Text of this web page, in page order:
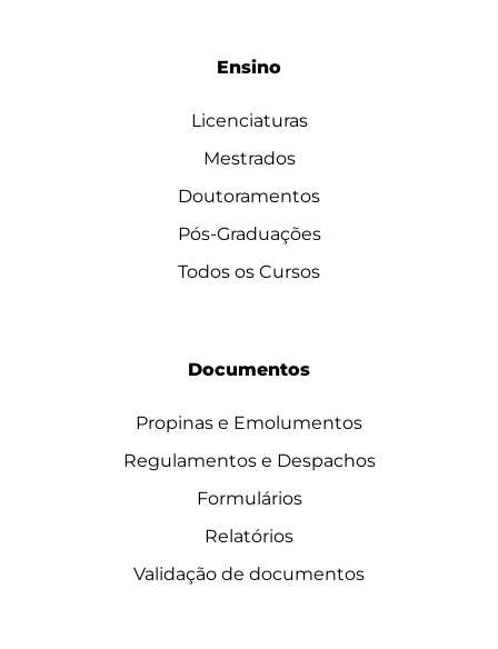
Ensino
Licenciaturas
Mestrados
Doutoramentos
Pós-Graduações
Todos os Cursos
Documentos
Propinas e Emolumentos
Regulamentos e Despachos
Formulários
Relatórios
Validação de documentos